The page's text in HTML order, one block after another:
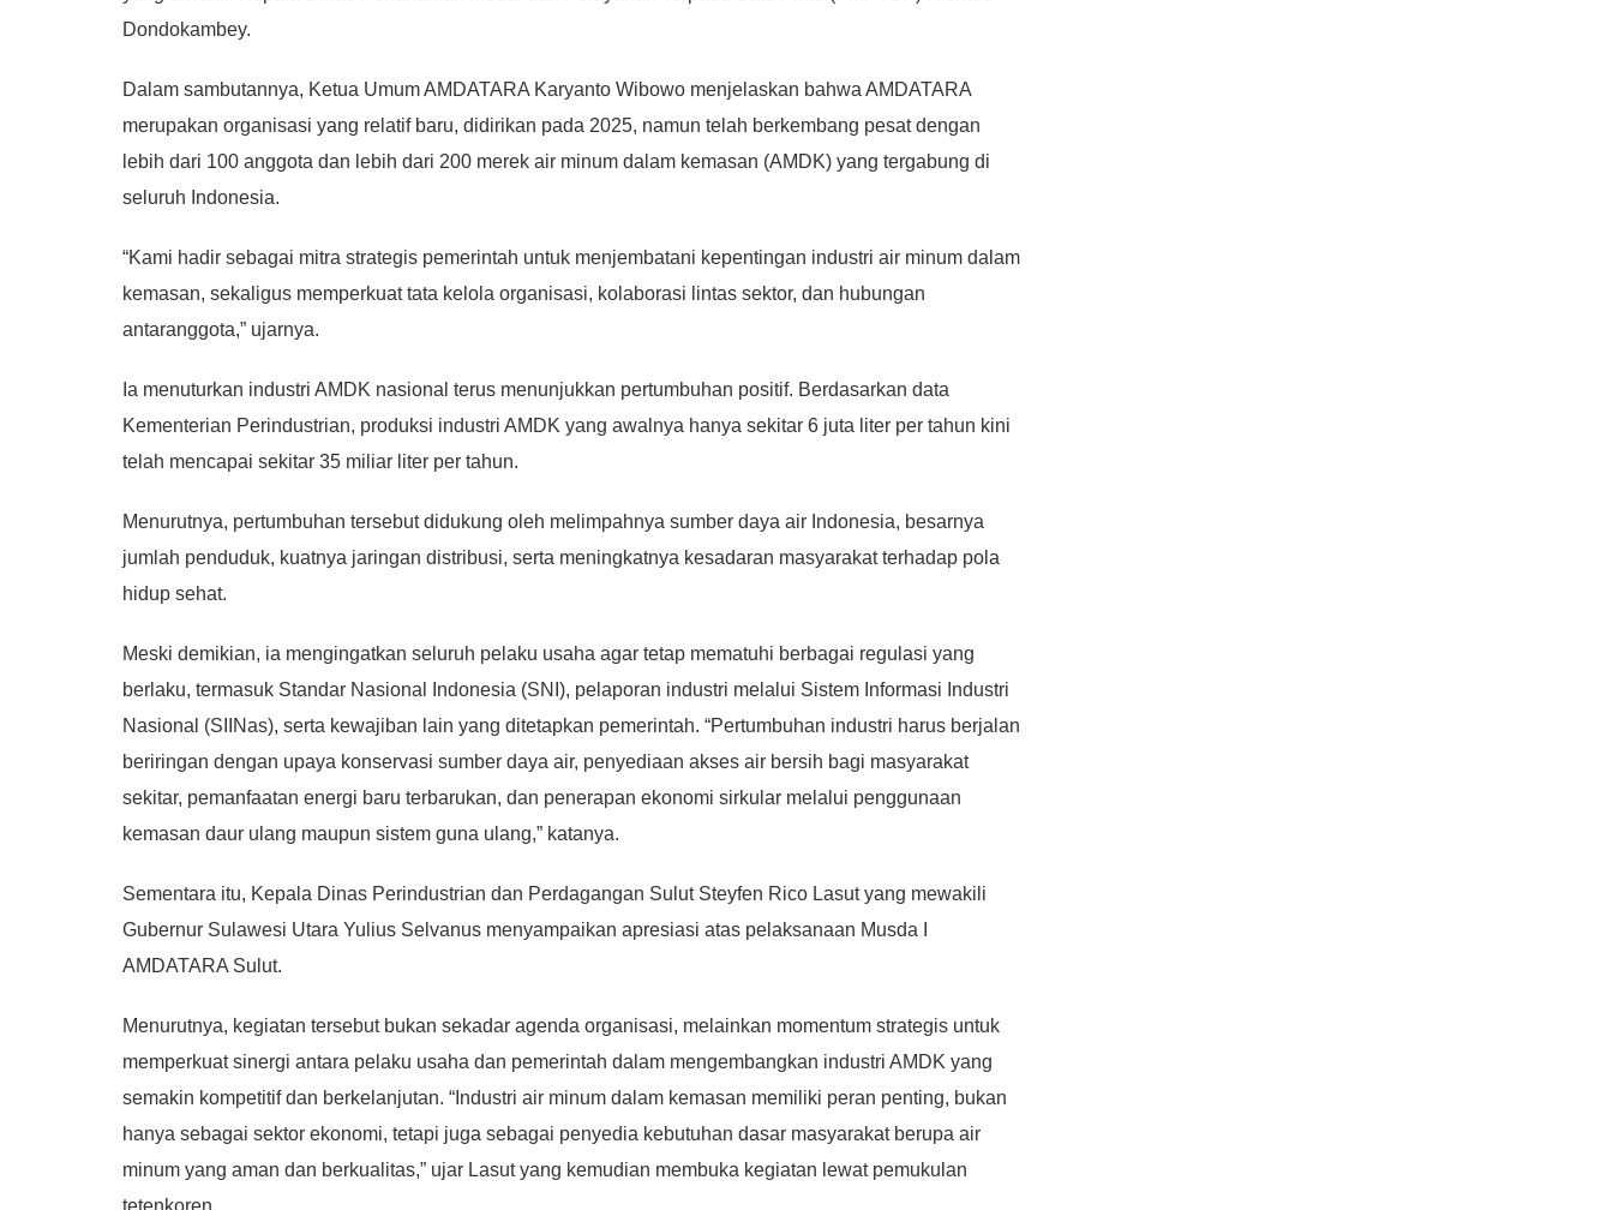
Dondokambey.
Dalam sambutannya, Ketua Umum AMDATARA Karyanto Wibowo menjelaskan bahwa AMDATARA
merupakan organisasi yang relatif baru, didirikan pada 2025, namun telah berkembang pesat dengan
lebih dari 100 anggota dan lebih dari 200 merek air minum dalam kemasan (AMDK) yang tergabung di
seluruh Indonesia.
“Kami hadir sebagai mitra strategis pemerintah untuk menjembatani kepentingan industri air minum dalam
kemasan, sekaligus memperkuat tata kelola organisasi, kolaborasi lintas sektor, dan hubungan
antaranggota,” ujarnya.
Ia menuturkan industri AMDK nasional terus menunjukkan pertumbuhan positif. Berdasarkan data
Kementerian Perindustrian, produksi industri AMDK yang awalnya hanya sekitar 6 juta liter per tahun kini
telah mencapai sekitar 35 miliar liter per tahun.
Menurutnya, pertumbuhan tersebut didukung oleh melimpahnya sumber daya air Indonesia, besarnya
jumlah penduduk, kuatnya jaringan distribusi, serta meningkatnya kesadaran masyarakat terhadap pola
hidup sehat.
Meski demikian, ia mengingatkan seluruh pelaku usaha agar tetap mematuhi berbagai regulasi yang
berlaku, termasuk Standar Nasional Indonesia (SNI), pelaporan industri melalui Sistem Informasi Industri
Nasional (SIINas), serta kewajiban lain yang ditetapkan pemerintah. “Pertumbuhan industri harus berjalan
beriringan dengan upaya konservasi sumber daya air, penyediaan akses air bersih bagi masyarakat
sekitar, pemanfaatan energi baru terbarukan, dan penerapan ekonomi sirkular melalui penggunaan
kemasan daur ulang maupun sistem guna ulang,” katanya.
Sementara itu, Kepala Dinas Perindustrian dan Perdagangan Sulut Steyfen Rico Lasut yang mewakili
Gubernur Sulawesi Utara Yulius Selvanus menyampaikan apresiasi atas pelaksanaan Musda I
AMDATARA Sulut.
Menurutnya, kegiatan tersebut bukan sekadar agenda organisasi, melainkan momentum strategis untuk
memperkuat sinergi antara pelaku usaha dan pemerintah dalam mengembangkan industri AMDK yang
semakin kompetitif dan berkelanjutan. “Industri air minum dalam kemasan memiliki peran penting, bukan
hanya sebagai sektor ekonomi, tetapi juga sebagai penyedia kebutuhan dasar masyarakat berupa air
minum yang aman dan berkualitas,” ujar Lasut yang kemudian membuka kegiatan lewat pemukulan
tetenkoren.